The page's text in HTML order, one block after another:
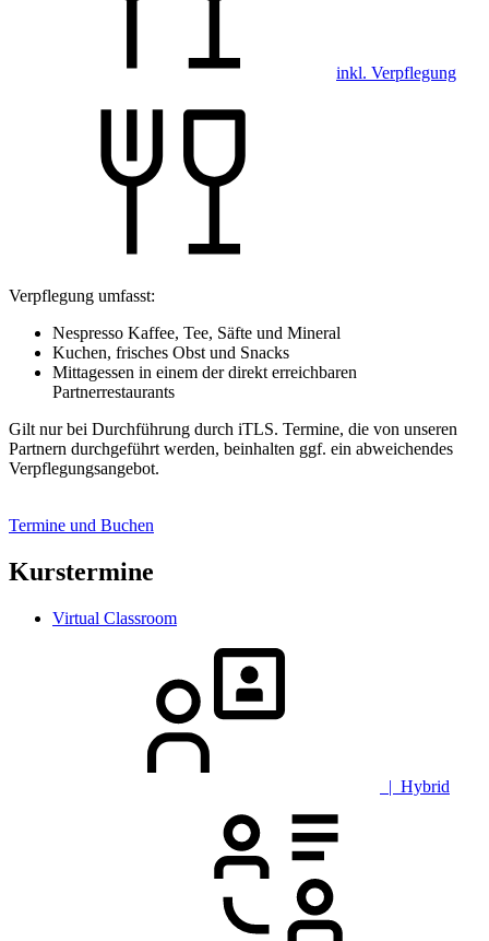
inkl. Verpflegung
Verpflegung umfasst:
Nespresso Kaffee, Tee, Säfte und Mineral
Kuchen, frisches Obst und Snacks
Mittagessen in einem der direkt erreichbaren
Partnerrestaurants
Gilt nur bei Durchführung durch iTLS. Termine, die von unseren
Partnern durchgeführt werden, beinhalten ggf. ein abweichendes
Verpflegungsangebot.
Termine und Buchen
Kurstermine
Virtual Classroom
| Hybrid